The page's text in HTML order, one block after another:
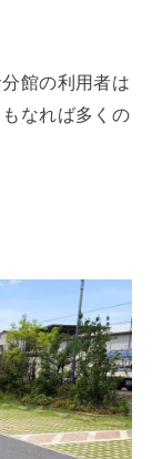
館の利用者は
なれば多くの